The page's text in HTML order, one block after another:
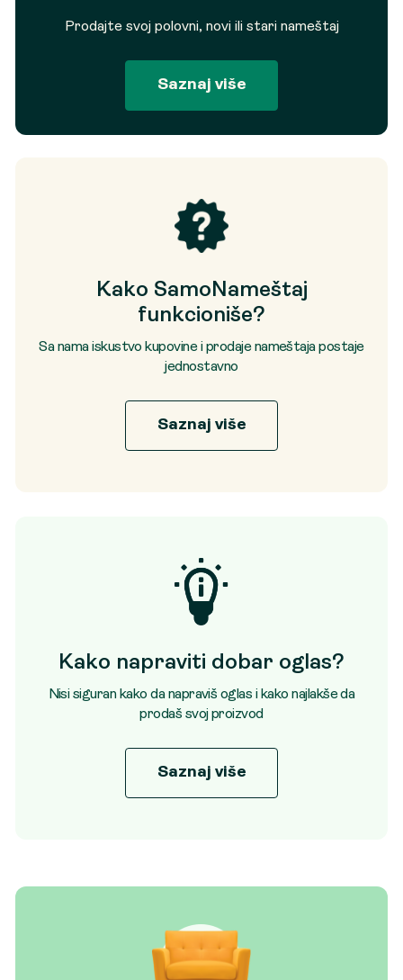
Prodajte svoj polovni, novi ili stari nameštaj
Saznaj više
Kako SamoNameštaj
funkcioniše?
Sa nama iskustvo kupovine i prodaje nameštaja postaje
jednostavno
Saznaj više
Kako napraviti dobar oglas?
Nisi siguran kako da napraviš oglas i kako najlakše da
prodaš svoj proizvod
Saznaj više